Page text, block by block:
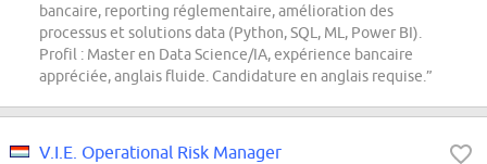
bancaire, reporting réglementaire, amélioration des
processus et solutions data (Python, SQL, ML, Power BI).
Profil : Master en Data Science/IA, expérience bancaire
appréciée, anglais fluide. Candidature en anglais requise.”
V.I.E. Operational Risk Manager